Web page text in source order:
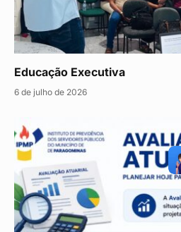
Educação Executiva
6 de julho de 2026